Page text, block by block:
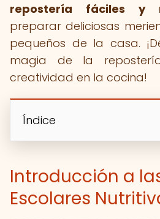
repostería fáciles y
preparar deliciosas
pequeños de la casa.
magia de la
creatividad en la cocina!
Índice
Introducción a
Escolares